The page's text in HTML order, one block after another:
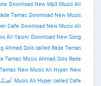
Download New Mp3 Music Ali
Tamas Download New Music
Cafe Download New Music Ali
Ali Yasini Download New Song
Ahmad Solo called Rade Tamas
Tamas Music Ahmad Solo Rade
New Music Ali Hyper New
Music Ali Hyper called Cafe